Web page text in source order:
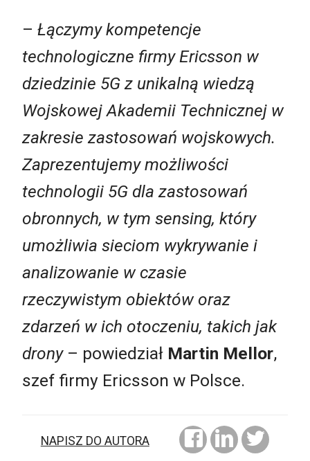
– Łączymy kompetencje
technologiczne firmy Ericsson w
dziedzinie 5G z unikalną wiedzą
Wojskowej Akademii Technicznej w
zakresie zastosowań wojskowych.
Zaprezentujemy możliwości
technologii 5G dla zastosowań
obronnych, w tym sensing, który
umożliwia sieciom wykrywanie i
analizowanie w czasie
rzeczywistym obiektów oraz
zdarzeń w ich otoczeniu, takich jak
drony– powiedział Martin Mellor,
szef firmy Ericsson w Polsce.
NAPISZ DO AUTORA